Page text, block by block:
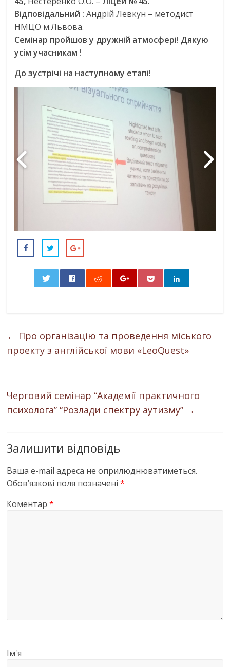
Відповідальний : Андрій Левкун – методист
НМЦО м.Львова.
Семінар пройшов у дружній атмосфері! Дякую
усім учасникам !
До зустрічі на наступному етапі!
← Про організацію та проведення міського
проекту з англійської мови «LeoQuest»
Черговий семінар “Академії практичного
психолога” “Розлади спектру аутизму” →
Залишити відповідь
Ваша e-mail адреса не оприлюднюватиметься.
Обов’язкові поля позначені*
Коментар*
Ім'я